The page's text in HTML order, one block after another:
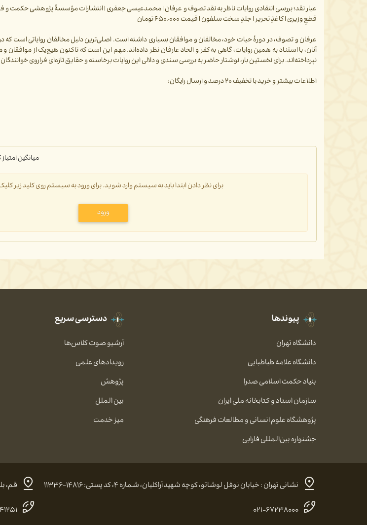
قطعِ وزیری | کاغذِ تحریر | جلدِ سخت سلفون | قیمت ۶۵۰٫۰۰۰ تومان
عرفان و تصوف، در دورۀ حیات خود، مخالفان و موافقان بسیاری داشته است. اصلی‌ترین دلیل مخالفان روایاتی
آنان، با استناد به همین روایات، گاهی به کفر و الحاد عارفان نظر داده‌اند. مهم این است که تاکنون هیچ‌یک از موافقان و
نپرداخته‌اند. برای نخستین بار، نوشتار حاضر به بررسی سندی و دلالی این روایات برخاسته و حقایق تازه‌ای فراروی
اطلاعات بیشتر و خرید با تخفیف ۲۰ درصد و ارسال رایگان:
میانگین امتیاز
برای نظر دادن ابتدا باید به سیستم وارد شوید. برای ورود به سیستم روی کلید زیر
ورود
پیوندها
دانشگاه تهران
دانشگاه علامه طباطبایی
بنیاد حکمت اسلامی صدرا
سازمان اسناد و کتابخانه ملی ایران
پژوهشگاه علوم انسانی و مطالعات فرهنگی
جشنواره بین‌المللی فارابی
دسترسی سریع
آرشیو صوت کلاس‌ها
رویدادهای علمی
پژوهش
بین الملل
میز خدمت
نشانی تهران : خیابان نوفل لوشاتو، کوچه شهید آراکلیان، شماره ۴، کد پستی: ۱۴۸۱۶-۱۱۳۳۶
۰۲۱-۶۷۲۳۸۰۰۰
قم،
۰۲۵-